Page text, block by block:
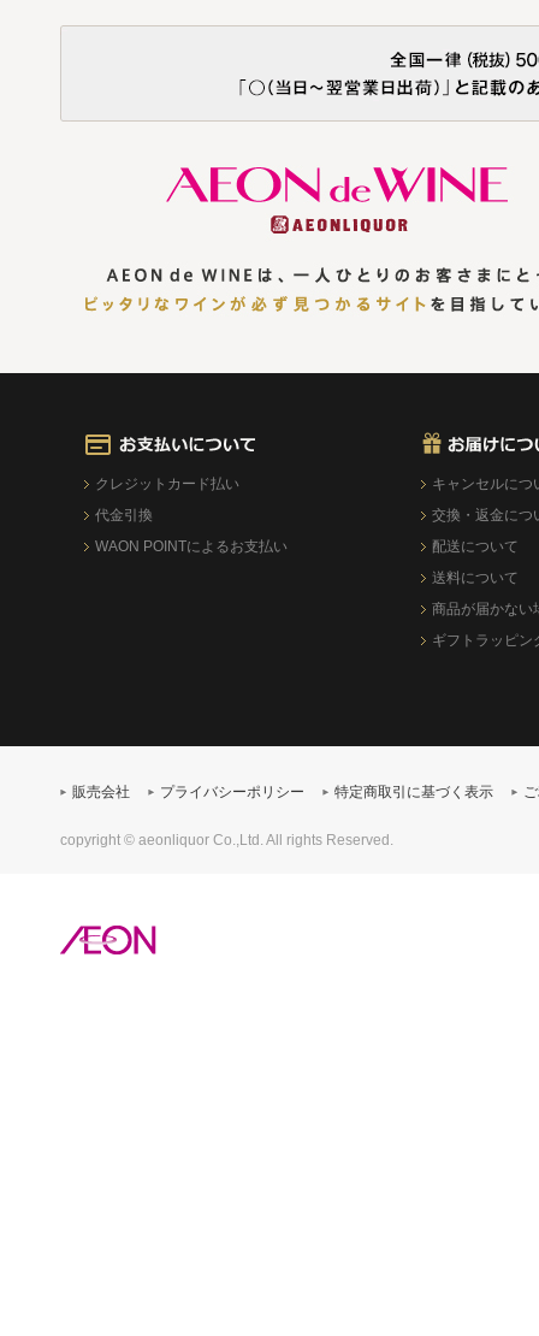
クレジットカード払い
代金引換
WAON POINTによるお支払い
キャンセルにつ
交換・返金につ
配送について
送料について
商品が届かない
ギフトラッピン
販売会社 プライバシーポリシー 特定商取引に基づく表示
copyright © aeonliquor Co.,Ltd. All rights Reserved.